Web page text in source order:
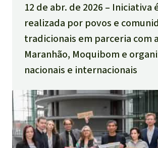
12 de abr. de 2026
Iniciativa
realizada por povos e
tradicionais em parceria com
Maranhão, Moquibom e
nacionais e internacionais